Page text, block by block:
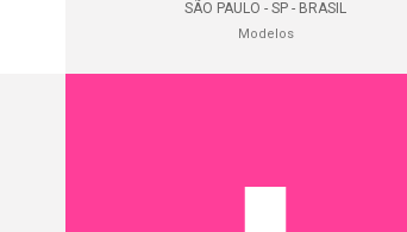
SÃO PAULO - SP - BRASIL
Modelos